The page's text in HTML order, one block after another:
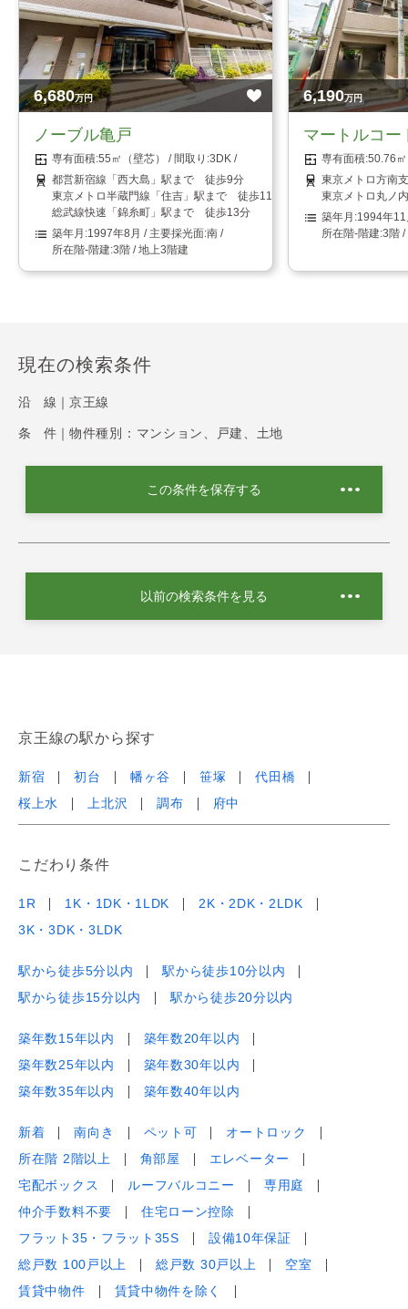
6,680万円
ノーブル亀戸
55㎡（壁芯）
3DK
都営新宿線「西大島」駅まで 徒歩9分
東京メトロ半蔵門線「住吉」駅まで 徒歩11分
総武線快速「錦糸町」駅まで 徒歩13分
1997年8月
南
3階 / 地上3階建
6,190万円
マートルコー
50.76
東京メトロ方南
東京メトロ丸ノ
1994年11
3階 /
現在の検索条件
沿 線｜ 京王線
条 件｜ 物件種別：マンション、戸建、土地
この条件を保存する
以前の検索条件を見る
京王線の駅から探す
新宿 初台 幡ヶ谷 笹塚
代田橋
桜上水
上北沢 調布 府中
こだわり条件
1R 1K・1DK・1LDK
2K・2DK・2LDK
3K・3DK・3LDK
駅から徒歩5分以内
駅から徒歩10分以内
駅から徒歩15分以内
駅から徒歩20分以内
築年数15年以内
築年数20年以内
築年数25年以内
築年数30年以内
築年数35年以内
築年数40年以内
新着 南向き ペット可
オートロック
所在階 2階以上
角部屋
エレベーター
宅配ボックス
ルーフバルコニー
専用庭
仲介手数料不要
住宅ローン控除
フラット35・フラット35S
設備10年保証
総戸数 100戸以上
総戸数 30戸以上
空室
賃貸中物件
賃貸中物件を除く